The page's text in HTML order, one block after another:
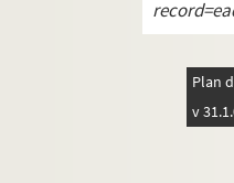
Fonds
Plan
v